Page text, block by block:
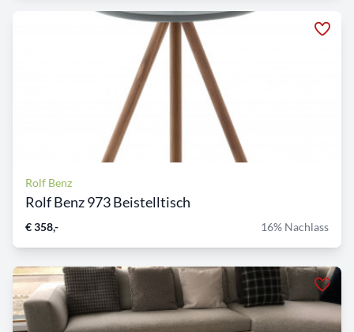
Rolf Benz
Rolf Benz 973 Beistelltisch
€ 358,- 16% Nachlass